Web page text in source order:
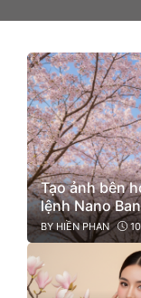
Tạo ảnh bên
lệnh Nano
BYHIỀN PHAN